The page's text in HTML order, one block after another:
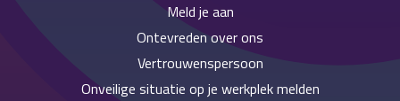
Meld je aan
Ontevreden over ons
Vertrouwenspersoon
Onveilige situatie op je werkplek melden